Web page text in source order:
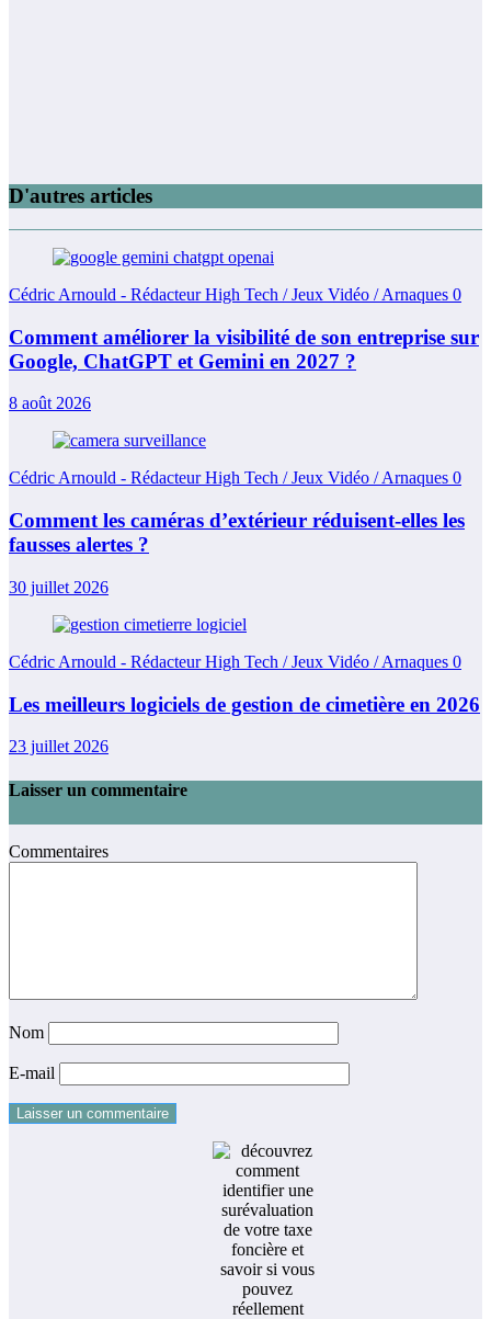
D'autres articles
Cédric Arnould - Rédacteur High Tech / Jeux Vidéo / Arnaques 0
Comment améliorer la visibilité de son entreprise sur
Google, ChatGPT et Gemini en 2027 ?
8 août 2026
Cédric Arnould - Rédacteur High Tech / Jeux Vidéo / Arnaques 0
Comment les caméras d’extérieur réduisent-elles les
fausses alertes ?
30 juillet 2026
Cédric Arnould - Rédacteur High Tech / Jeux Vidéo / Arnaques 0
Les meilleurs logiciels de gestion de cimetière en 2026
23 juillet 2026
Laisser un commentaire
Commentaires
Nom
E-mail